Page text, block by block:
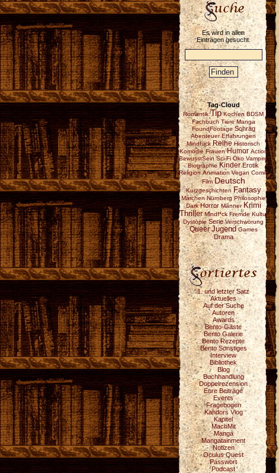
Es wird in allen
Einträgen gesucht.
Tag-Cloud
Romantik Tip Kochen BDSM
Fachbuch Tiere Manga
FoundFootage Schräg
Abenteuer Erfahrungen
Mindfuck Reihe Historisch
Komödie Frauen Humor Action
BewusstSein Sci-Fi Öko Vampire
Biographie Kinder Erotik
Religion Animation Vegan Comic
Film Deutsch
Kurzgeschichten Fantasy
Märchen Nürnberg Philosophie
Dark Horror Männer Krimi
Thriller Mindf*ck Fremde Kultur
Dystopie Serie Verschwörung
Queer Jugend Games
Drama
1. und letzter Satz
Aktuelles
Auf der Suche
Autoren
Awards
Bento-Gäste
Bento Galerie
Bento Rezepte
Bento Sonstiges
Interview
Bibliothek
Blog
Buchhandlung
Doppelrezension
Eure Beiträge
Events
Fragebogen
Kahdors Vlog
Kapitel
MachMit
Manga
Mangatainment
Notizen
Oculus Quest
Passwort
Podcast